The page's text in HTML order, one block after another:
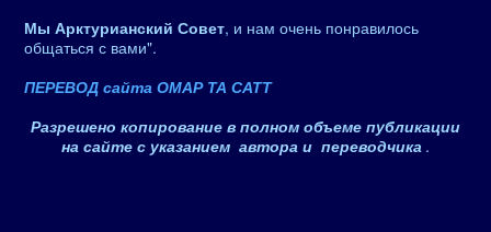
Мы Арктурианский Совет, и нам очень понравилось
общаться с вами".
ПЕРЕВОД сайта ОМАР ТА САТТ
Разрешено копирование в полном объеме публикации
на сайте с указанием автора и переводчика .